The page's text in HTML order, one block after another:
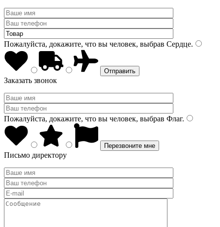
Пожалуйста, докажите, что вы человек, выбрав Сердце.
Заказать звонок
Пожалуйста, докажите, что вы человек, выбрав Флаг.
Письмо директору